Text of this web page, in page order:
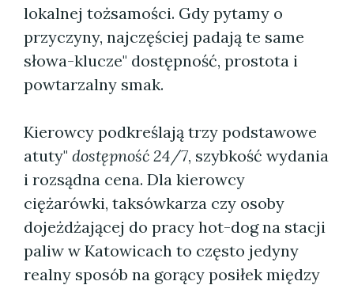
lokalnej tożsamości. Gdy pytamy o
przyczyny, najczęściej padają te same
słowa-klucze" dostępność, prostota i
powtarzalny smak.
Kierowcy podkreślają trzy podstawowe
atuty" dostępność 24/7, szybkość wydania
i rozsądna cena. Dla kierowcy
ciężarówki, taksówkarza czy osoby
dojeżdżającej do pracy hot-dog na stacji
paliw w Katowicach to często jedyny
realny sposób na gorący posiłek między